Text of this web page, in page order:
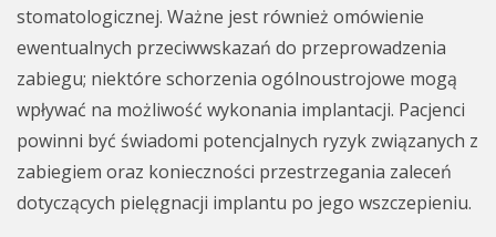
stomatologicznej. Ważne jest również omówienie
ewentualnych przeciwwskazań do przeprowadzenia
zabiegu; niektóre schorzenia ogólnoustrojowe mogą
wpływać na możliwość wykonania implantacji. Pacjenci
powinni być świadomi potencjalnych ryzyk związanych z
zabiegiem oraz konieczności przestrzegania zaleceń
dotyczących pielęgnacji implantu po jego wszczepieniu.